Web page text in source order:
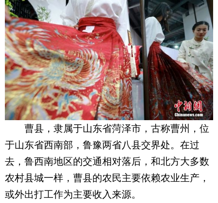
曹县，隶属于山东省菏泽市，古称曹州，位
于山东省西南部，鲁豫两省八县交界处。在过
去，鲁西南地区的交通相对落后，和北方大多数
农村县城一样，曹县的农民主要依赖农业生产，
或外出打工作为主要收入来源。